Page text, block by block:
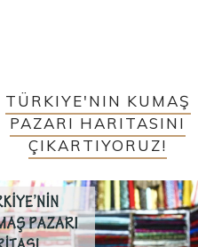
TÜRKIYE'NIN KUMAŞ
PAZARI HARITASINI
ÇIKARTIYORUZ!